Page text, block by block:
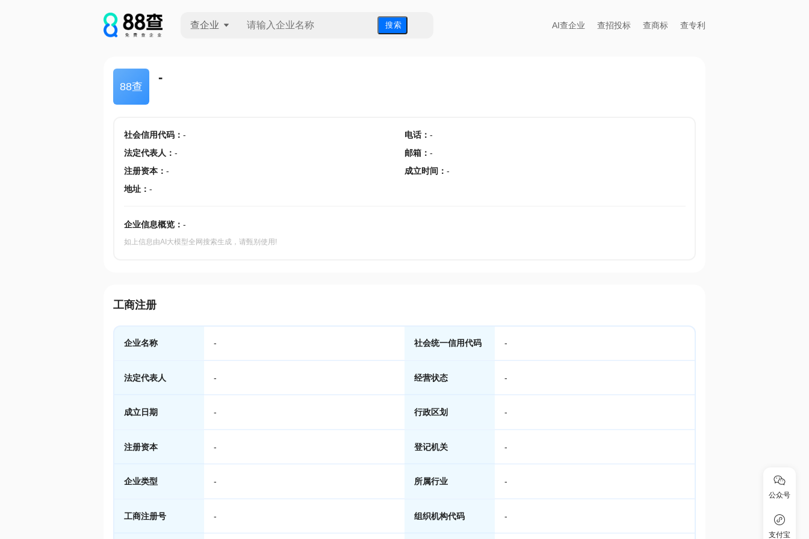
查企业 搜 索 AI查企业 查招投标 查商标 查专利
88查
-
社会信用代码： - 电话： -
法定代表人 ： - 邮箱 ： -
注册资本： - 成立时间 ： -
地址： -
企业信息概览： -
如上信息由AI大模型全网搜索生成，请甄别使用!
工商注册
企业名称 - 社会统一信用代码 -
法定代表人 - 经营状态 -
成立日期 - 行政区划 -
注册资本 - 登记机关 -
企业类型 - 所属行业 -
工商注册号 - 组织机构代码 -
公众号
支付宝